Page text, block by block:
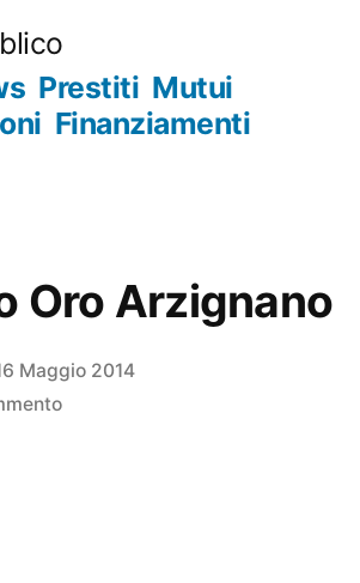
Prestiti Mutui
Finanziamenti
Oro Arzignano
Maggio 2014
su